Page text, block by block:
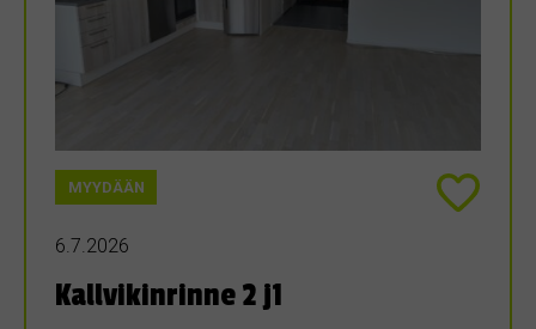
MYYDÄÄN
6.7.2026
Kallvikinrinne 2 j1